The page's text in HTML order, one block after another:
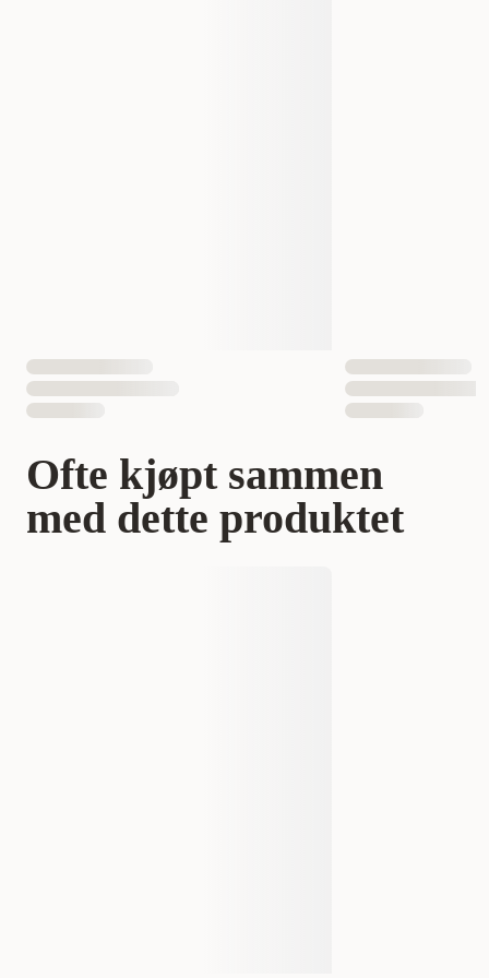
Ofte kjøpt sammen
med dette produktet